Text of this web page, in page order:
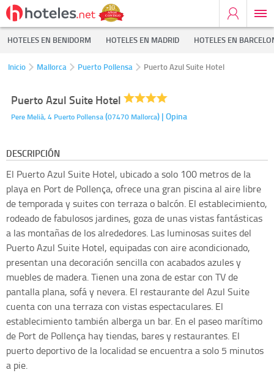
HOTELES EN BENIDORM HOTELES EN MADRID HOTELES EN
Inicio Mallorca Puerto Pollensa Puerto Azul Suite Hotel
Puerto Azul Suite Hotel
Pere Melià, 4 Puerto Pollensa(07470 Mallorca) | Opina
DESCRIPCIÓN
El Puerto Azul Suite Hotel, ubicado a solo 100 metros de la
playa en Port de Pollença, ofrece una gran piscina al aire libre
de temporada y suites con terraza o balcón. El establecimiento,
rodeado de fabulosos jardines, goza de unas vistas fantásticas
a las montañas de los alrededores. Las luminosas suites del
Puerto Azul Suite Hotel, equipadas con aire acondicionado,
presentan una decoración sencilla con acabados azules y
muebles de madera. Tienen una zona de estar con TV de
pantalla plana, sofá y nevera. El restaurante del Azul Suite
cuenta con una terraza con vistas espectaculares. El
establecimiento también alberga un bar. En el paseo marítimo
de Port de Pollença hay tiendas, bares y restaurantes. El
puerto deportivo de la localidad se encuentra a solo 5 minutos
a pie.